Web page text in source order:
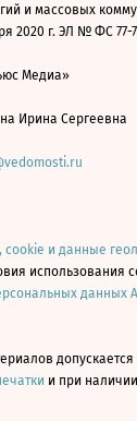
и массовых
2020 г. ЭЛ № ФС 77-
Медиа»
Ирина Сергеевна
cookie и данные
использования
данных
допускается
и при